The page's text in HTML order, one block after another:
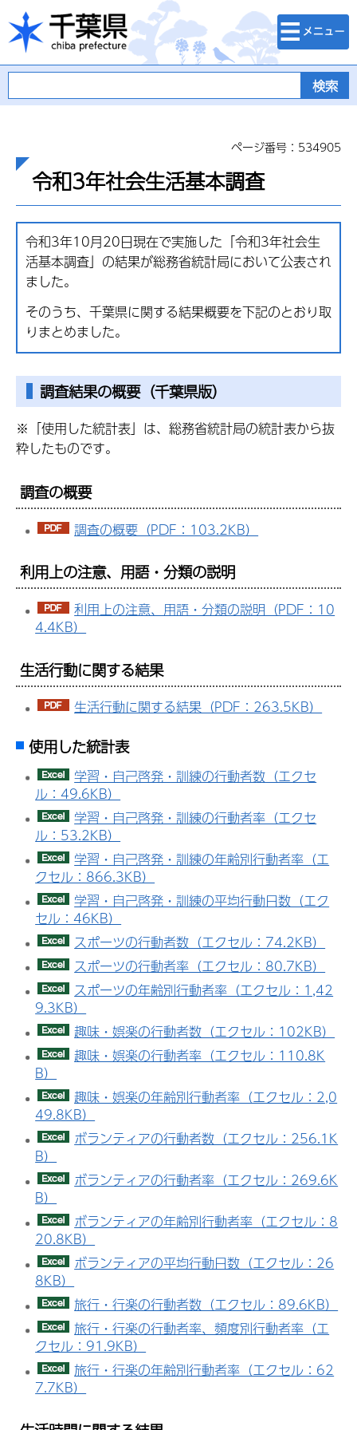
千葉県
検索・メニュ
ー
ページ番号：534905
令和3年社会生活基本調査
令和3年10月20日現在で実施した「令和3年社会生
活基本調査」の結果が総務省統計局において公表され
ました。
そのうち、千葉県に関する結果概要を下記のとおり取
りまとめました。
調査結果の概要（千葉県版）
※「使用した統計表」は、総務省統計局の統計表から抜
粋したものです。
調査の概要
調査の概要（PDF：103.2KB）
利用上の注意、用語・分類の説明
利用上の注意、用語・分類の説明（PDF：10
4.4KB）
生活行動に関する結果
生活行動に関する結果（PDF：263.5KB）
使用した統計表
学習・自己啓発・訓練の行動者数（エクセ
ル：49.6KB）
学習・自己啓発・訓練の行動者率（エクセ
ル：53.2KB）
学習・自己啓発・訓練の年齢別行動者率（エ
クセル：866.3KB）
学習・自己啓発・訓練の平均行動日数（エク
セル：46KB）
スポーツの行動者数（エクセル：74.2KB）
スポーツの行動者率（エクセル：80.7KB）
スポーツの年齢別行動者率（エクセル：1,42
9.3KB）
趣味・娯楽の行動者数（エクセル：102KB）
趣味・娯楽の行動者率（エクセル：110.8K
B）
趣味・娯楽の年齢別行動者率（エクセル：2,0
49.8KB）
ボランティアの行動者数（エクセル：256.1K
B）
ボランティアの行動者率（エクセル：269.6K
B）
ボランティアの年齢別行動者率（エクセル：8
20.8KB）
ボランティアの平均行動日数（エクセル：26
8KB）
旅行・行楽の行動者数（エクセル：89.6KB）
旅行・行楽の行動者率、頻度別行動者率（エ
クセル：91.9KB）
旅行・行楽の年齢別行動者率（エクセル：62
7.7KB）